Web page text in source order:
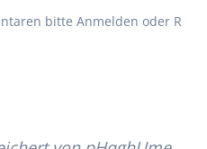
bitte Anmelden oder R